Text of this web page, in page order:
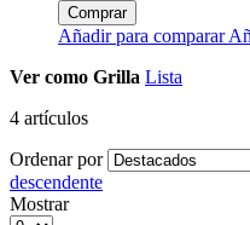
Comprar
Añadir para comparar
Ver como Grilla Lista
4 artículos
Ordenar por
descendente
Mostrar